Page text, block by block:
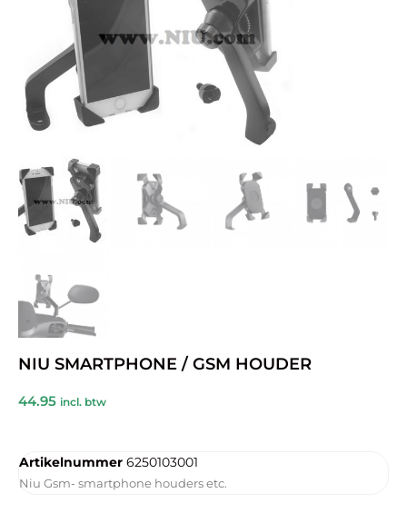
NIU SMARTPHONE / GSM HOUDER
44.95 incl. btw
Artikelnummer 6250103001
Niu Gsm- smartphone houders etc.